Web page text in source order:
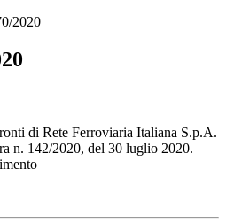
2020
di Rete Ferroviaria Italiana S.p.A.
n. 142/2020, del 30 luglio 2020.